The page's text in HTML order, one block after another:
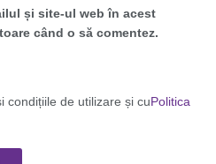
și site-ul web în acest
când o să comentez.
condițiile de utilizare și cuPolitica